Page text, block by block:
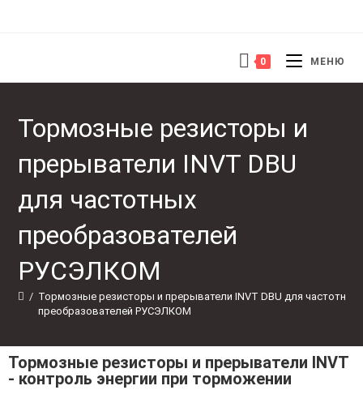
0 МЕНЮ
Тормозные резисторы и
прерыватели INVT DBU
для частотных
преобразователей
РУСЭЛКОМ
/ Тормозные резисторы и прерыватели INVT DBU для частотных
преобразователей РУСЭЛКОМ
Тормозные резисторы и прерыватели INVT
- контроль энергии при торможении